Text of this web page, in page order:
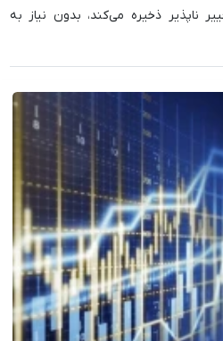
ناپذیر ذخیره می‌کند، بدون نیاز به